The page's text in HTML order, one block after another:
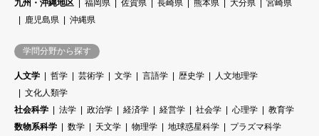
九州・沖縄地区
福岡県 佐賀県 長崎県 熊本県 大分県
宮崎県
鹿児島県
沖縄県
学問分野から探す
人文学 哲学 芸術学 文学 言語学 歴史学
人文地理学
文化人類学
社会科学
法学 政治学 経済学 経営学 社会学 心理学
教育学
数物系科学
数学 天文学 物理学 地球惑星科学
プラズマ科学